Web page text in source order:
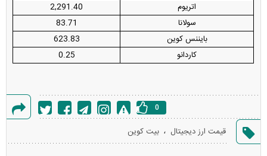
اتریوم
2,291.40
سولانا
83.71
بایننس کوین
623.83
کاردانو
0.25
خطا
0
قیمت ارز دیجیتال ، بیت کوین